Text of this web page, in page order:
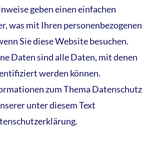
geben einen einfachen
was mit Ihren personenbezogenen
Sie diese Website besuchen.
Daten sind alle Daten, mit denen
werden können.
zum Thema Datenschutz
unter diesem Text